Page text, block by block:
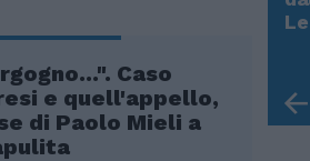
Caso
e quell'appello,
di Paolo Mieli a
Meloni e la strategia